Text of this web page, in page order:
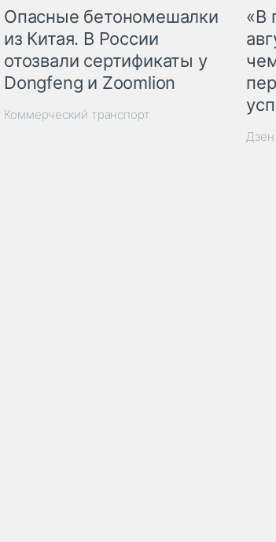
Опасные бетономешалки
из Китая. В России
отозвали сертификаты у
Dongfeng и Zoomlion
Коммерческий транспорт
«В
Дзен